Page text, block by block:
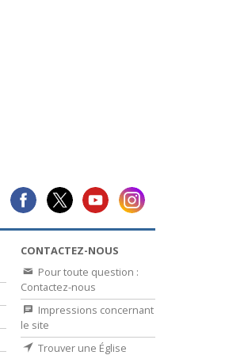
CONTACTEZ-NOUS
Pour toute question :
Contactez-nous
Impressions concernant
le site
Trouver une Église